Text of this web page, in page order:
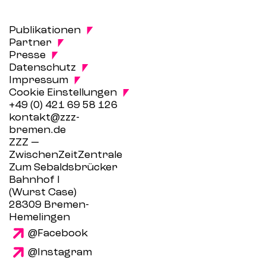
Fussbereich
Publikationen
Partner
Presse
Datenschutz
Impressum
Cookie Einstellungen
+49 (0) 421 69 58 126
kontakt@zzz-
bremen.de
ZZZ —
ZwischenZeitZentrale
Zum Sebaldsbrücker
Bahnhof I
(Wurst Case)
28309 Bremen-
Hemelingen
@Facebook
@Instagram